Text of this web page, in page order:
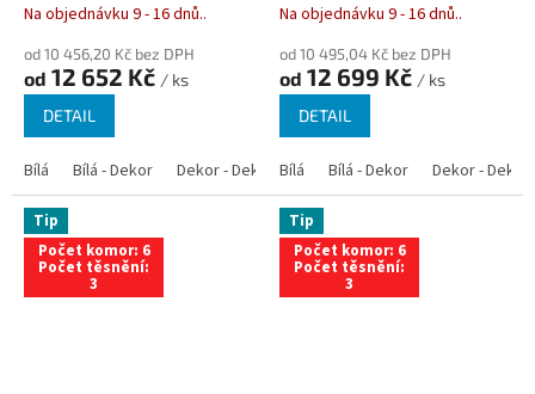
Na objednávku 9 - 16 dnů..
od 10 456,20 Kč bez DPH
od 12 652 Kč / ks
DETAIL
Bílá Bílá - Dekor Dekor - Dekor Bílá - Antracit Bílá - Zlatý dub
Na objednávku 9 - 16 dnů..
od 10 495,04 Kč bez DPH
od 12 699 Kč / ks
DETAIL
Bílá Bílá - Dekor Dekor - Dekor
Tip
Počet komor: 6
Počet těsnění:
3
Tip
Počet komor: 6
Počet těsnění:
3